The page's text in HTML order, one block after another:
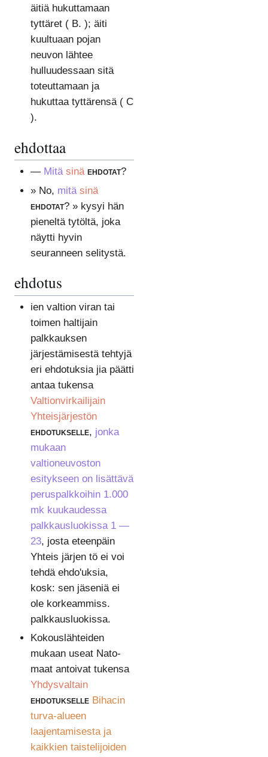
äitiä hukuttamaan
tyttäret ( B. ); äiti
kuultuaan pojan
neuvon lähtee
hulluudessaan sitä
toteuttamaan ja
hukuttaa tyttärensä ( C
).
ehdottaa
— Mitä sinä ehdotat?
» No, mitä sinä
ehdotat? » kysyi hän
pieneltä tytöltä, joka
näytti hyvin
seuranneen selitystä.
ehdotus
ien valtion viran tai
toimen haltijain
palkkauksen
järjestämisestä tehtyjä
eri ehdotuksia jia päätti
antaa tukensa
Valtionvirkailijain
Yhteisjärjestön
ehdotukselle, jonka
mukaan
valtioneuvoston
esitykseen on lisättävä
peruspalkkoihin 1.000
mk kuukaudessa
palkkausluokissa 1 —
23, josta eteenpäin
Yhteis järjen tö ei voi
tehdä ehdo'uksia,
kosk: sen jäseniä ei
ole korkeammiss.
palkkausluokissa.
Kokouslähteiden
mukaan useat Nato-
maat antoivat tukensa
Yhdysvaltain
ehdotukselle Bihacin
turva-alueen
laajentamisesta ja
kaikkien taistelijoiden